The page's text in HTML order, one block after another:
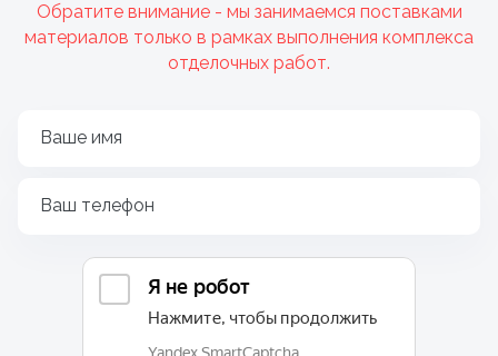
Обратите внимание - мы занимаемся поставками
материалов только в рамках выполнения комплекса
отделочных работ.
Ваше имя
Ваш телефон